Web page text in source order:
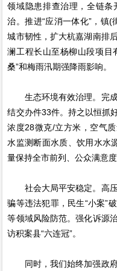
领域隐患排查治理，全链
治。推进“应消一体化”，镇
城市韧性，扩大杭嘉湖南排
澜工程长山至杨柳山段项目
桑”和梅雨汛期强降雨影响。
生态环境有效治理。完成
结交办件33件。持之以恒抓
浓度28微克/立方米，空气
水监测断面水质、饮用水水
量保持全市前列、公众满意
社会大局平安稳定。高压
骗等违法犯罪，民生“小案”
等领域风险防范。强化诉源
访积案县“六连冠”。
同时，我们始终加强政府